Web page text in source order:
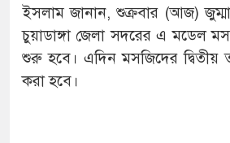
ইসলাম জানান, শুক্রবার (আজ)
চুয়াডাঙ্গা জেলা সদরের এ মডেল
শুরু হবে। এদিন মসজিদের
করা হবে।